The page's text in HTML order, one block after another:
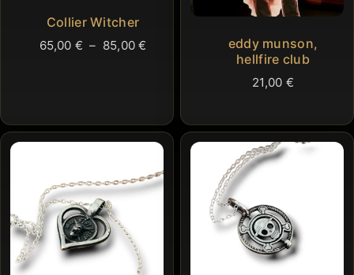
Collier Witcher
65,00 € – 85,00€
85,00 €
eddy munson,
hellfire club
21,00 €